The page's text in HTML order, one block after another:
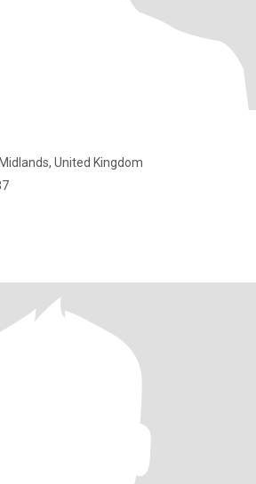
United Kingdom